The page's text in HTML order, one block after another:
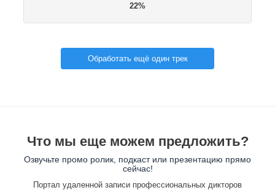
22%
Обработать ещё один трек
Что мы еще можем предложить?
Озвучьте промо ролик, подкаст или презентацию прямо
сейчас!
Портал удаленной записи профессиональных дикторов